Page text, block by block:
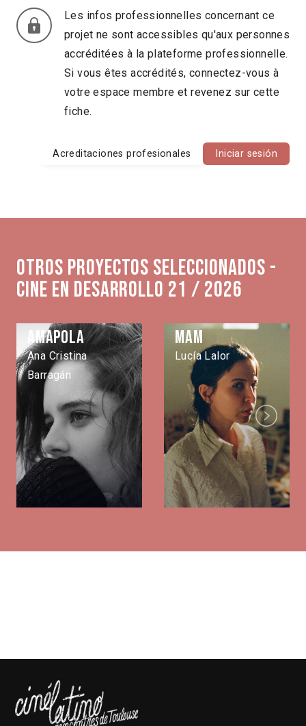
Les infos professionnelles concernant ce
projet ne sont accessibles qu'aux personnes
accréditées à la plateforme professionnelle.
Si vous êtes accrédités, connectez-vous à
votre espace membre et revenez sur cette
fiche.
Acreditaciones profesionales Iniciar sesión
Otros proyectos seleccionados -
Cine en Desarrollo 21 / 2026
Amapola
Ana Cristina
Barragán
MAM
Lucía Lalor
Next